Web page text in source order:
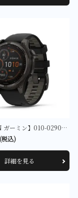
【GARMIN ガーミン】010-02906-50 fenix 8 Sapphire Dual Power 47mm Ti Carbon Gray DLC / Black
込)
詳細を見る